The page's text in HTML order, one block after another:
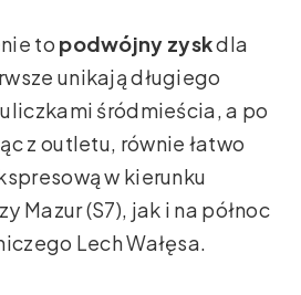
to podwójny zyskdla
unikają długiego
śródmieścia, a po
z outletu, równie łatwo
w kierunku
Mazur (S7), jak i na północ
Lech Wałęsa.